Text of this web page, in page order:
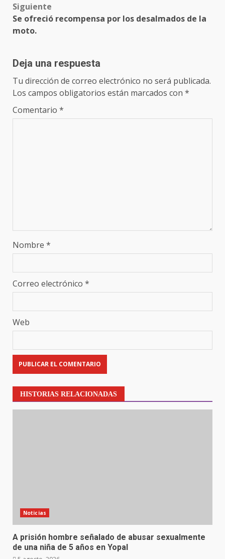
Siguiente
Se ofreció recompensa por los desalmados de la
moto.
Deja una respuesta
Tu dirección de correo electrónico no será publicada.
Los campos obligatorios están marcados con *
Comentario *
Nombre *
Correo electrónico *
Web
HISTORIAS RELACIONADAS
Noticias
A prisión hombre señalado de abusar sexualmente
de una niña de 5 años en Yopal